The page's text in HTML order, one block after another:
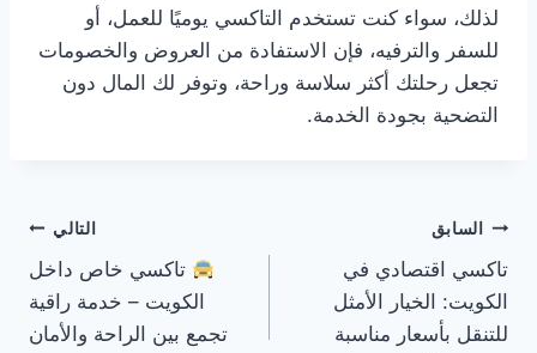
لذلك، سواء كنت تستخدم التاكسي يوميًا للعمل، أو
للسفر والترفيه، فإن الاستفادة من العروض والخصومات
تجعل رحلتك أكثر سلاسة وراحة، وتوفر لك المال دون
التضحية بجودة الخدمة.
تصفّح
المقالات
السابق
تاكسي اقتصادي في
الكويت: الخيار الأمثل
للتنقل بأسعار مناسبة
التالي
تاكسي خاص داخل
الكويت – خدمة راقية
تجمع بين الراحة والأمان